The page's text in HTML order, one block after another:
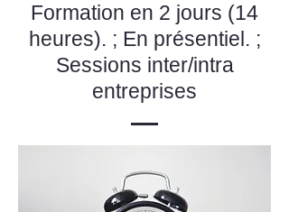
Formation en 2 jours (14
heures). ; En présentiel. ;
Sessions inter/intra
entreprises